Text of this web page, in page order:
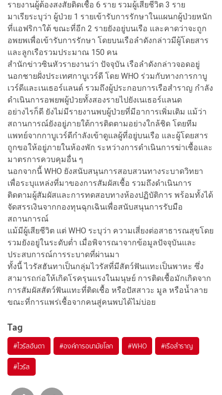
รายงานผู้ต้องสงสัยติดเชื้อ 6 ราย รวมผู้เสียชีวิต 3 ราย
มาเรียระบุว่า ผู้ป่วย 1 รายเข้ารับการรักษาในแผนกผู้ป่วยหนัก
ที่แอฟริกาใต้ ขณะที่อีก 2 รายยังอยู่บนเรือ และคาดว่าจะถูก
อพยพเพื่อเข้ารับการรักษา โดยบนเรือลำดังกล่าวมีผู้โดยสาร
และลูกเรือรวมประมาณ 150 คน
สำนักข่าวซินหัวรายงานว่า ปัจจุบัน เรือลำดังกล่าวจอดอยู่
นอกชายฝั่งประเทศกาบูเวร์ดี โดย WHO ร่วมกับทางการกาบู
เวร์ดีและเนเธอร์แลนด์ รวมถึงผู้ประกอบการเรือสำราญ กำลัง
ดำเนินการอพยพผู้ป่วยทั้งสองรายไปยังเนเธอร์แลนด
อย่างไรก็ดี ยังไม่มีรายงานพบผู้ป่วยที่มีอาการเพิ่มเติม แม้ว่า
สถานการณ์ยังอยู่ภายใต้การติดตามอย่างใกล้ชิด โดยทีม
แพทย์จากกาบูเวร์ดีกำลังเข้าดูแลผู้ที่อยู่บนเรือ และผู้โดยสาร
ถูกขอให้อยู่ภายในห้องพัก ระหว่างการดำเนินการฆ่าเชื้อและ
มาตรการควบคุมอื่น ๆ
นอกจากนี้ WHO ยังสนับสนุนการสอบสวนทางระบาดวิทยา
เพื่อระบุแหล่งที่มาของการสัมผัสเชื้อ รวมถึงดำเนินการ
ติดตามผู้สัมผัสและการทดสอบทางห้องปฏิบัติการ พร้อมทั้งได้
จัดสรรเงินจากกองทุนฉุกเฉินเพื่อสนับสนุนการรับมือ
สถานการณ์
แม้มีผู้เสียชีวิต แต่ WHO ระบุว่า ความเสี่ยงต่อสาธารณสุขโดย
รวมยังอยู่ในระดับต่ำ เมื่อพิจารณาจากข้อมูลปัจจุบันและ
ประสบการณ์การระบาดที่ผ่านมา
ทั้งนี้ ไวรัสฮันทาเป็นกลุ่มไวรัสที่มีสัตว์ฟันแทะเป็นพาหะ ซึ่ง
สามารถก่อให้เกิดโรครุนแรงในมนุษย์ การติดเชื้อมักเกิดจาก
การสัมผัสสัตว์ฟันแทะที่ติดเชื้อ หรือปัสสาวะ มูล หรือน้ำลาย
ขณะที่การแพร่เชื้อจากคนสู่คนพบได้ไม่บ่อย
Tag
#ไวรัสฮันตา #องค์การอนามัยโลก #WHO #เรือสำราญ
#ไวรัส